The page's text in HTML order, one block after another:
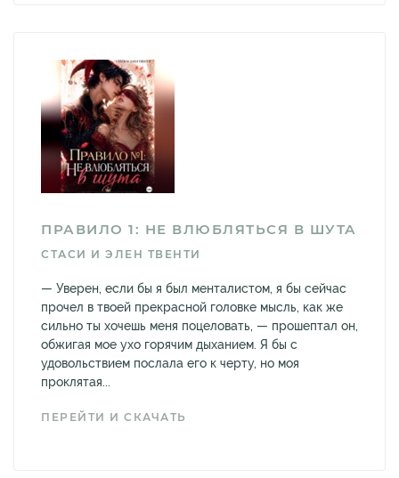
ПРАВИЛО 1: НЕ ВЛЮБЛЯТЬСЯ В ШУТА
СТАСИ И ЭЛЕН ТВЕНТИ
— Уверен, если бы я был менталистом, я бы сейчас
прочел в твоей прекрасной головке мысль, как же
сильно ты хочешь меня поцеловать, — прошептал он,
обжигая мое ухо горячим дыханием. Я бы с
удовольствием послала его к черту, но моя
проклятая...
ПЕРЕЙТИ И СКАЧАТЬ